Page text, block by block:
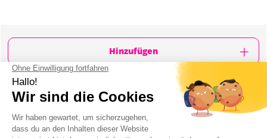
Hinzufügen
WAS IST ENTHALTEN?
Traditionelles polnisches Abendessen
2-Gänge Menü